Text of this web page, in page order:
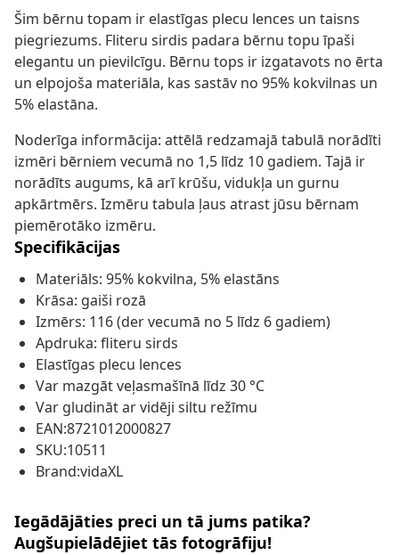
Šim bērnu topam ir elastīgas plecu lences un taisns
piegriezums. Fliteru sirdis padara bērnu topu īpaši
elegantu un pievilcīgu. Bērnu tops ir izgatavots no ērta
un elpojoša materiāla, kas sastāv no 95% kokvilnas un
5% elastāna.
Noderīga informācija: attēlā redzamajā tabulā norādīti
izmēri bērniem vecumā no 1,5 līdz 10 gadiem. Tajā ir
norādīts augums, kā arī krūšu, vidukļa un gurnu
apkārtmērs. Izmēru tabula ļaus atrast jūsu bērnam
piemērotāko izmēru.
Specifikācijas
Materiāls: 95% kokvilna, 5% elastāns
Krāsa: gaiši rozā
Izmērs: 116 (der vecumā no 5 līdz 6 gadiem)
Apdruka: fliteru sirds
Elastīgas plecu lences
Var mazgāt veļasmašīnā līdz 30 °C
Var gludināt ar vidēji siltu režīmu
EAN:8721012000827
SKU:10511
Brand:vidaXL
Iegādājāties preci un tā jums patika?
Augšupielādējiet tās fotogrāfiju!